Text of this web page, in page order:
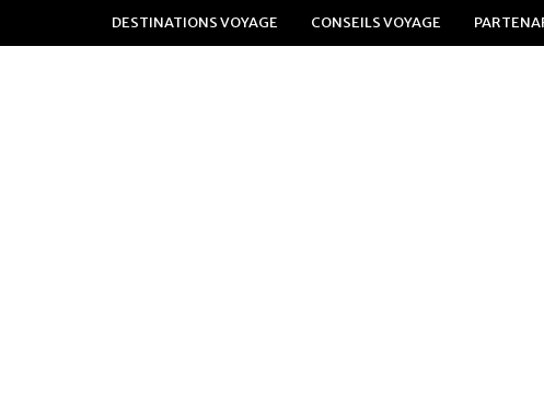
DESTINATIONS VOYAGE CONSEILS VOYAGE